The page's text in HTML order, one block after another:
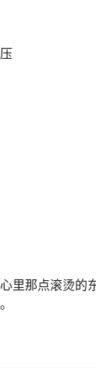
里那点滚烫的